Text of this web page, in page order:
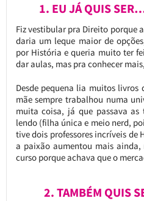
1. EU JÁ QUIS
Fiz vestibular pra Direito porque
daria um leque maior de
por História e queria muito ter
dar aulas, mas pra conhecer
Desde pequena lia muitos
mãe sempre trabalhou numa
muita coisa, já que passava
lendo (filha única e meio nerd,
tive dois professores incríveis de
a paixão aumentou mais
curso porque achava que o
2. TAMBÉM QUIS